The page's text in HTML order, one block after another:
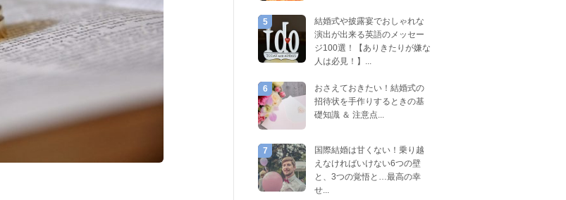
5
結婚式や披露宴でおしゃれな
演出が出来る英語のメッセー
ジ100選！【ありきたりが嫌な
人は必見！】...
6
おさえておきたい！結婚式の
招待状を手作りするときの基
礎知識 ＆ 注意点...
7
国際結婚は甘くない！乗り越
えなければいけない6つの壁
と、3つの覚悟と…最高の幸
せ...